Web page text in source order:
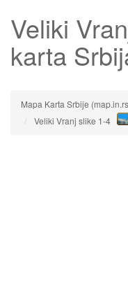
Veliki
karta
Mapa Karta Srbije
Veliki Vranj slike 1-4